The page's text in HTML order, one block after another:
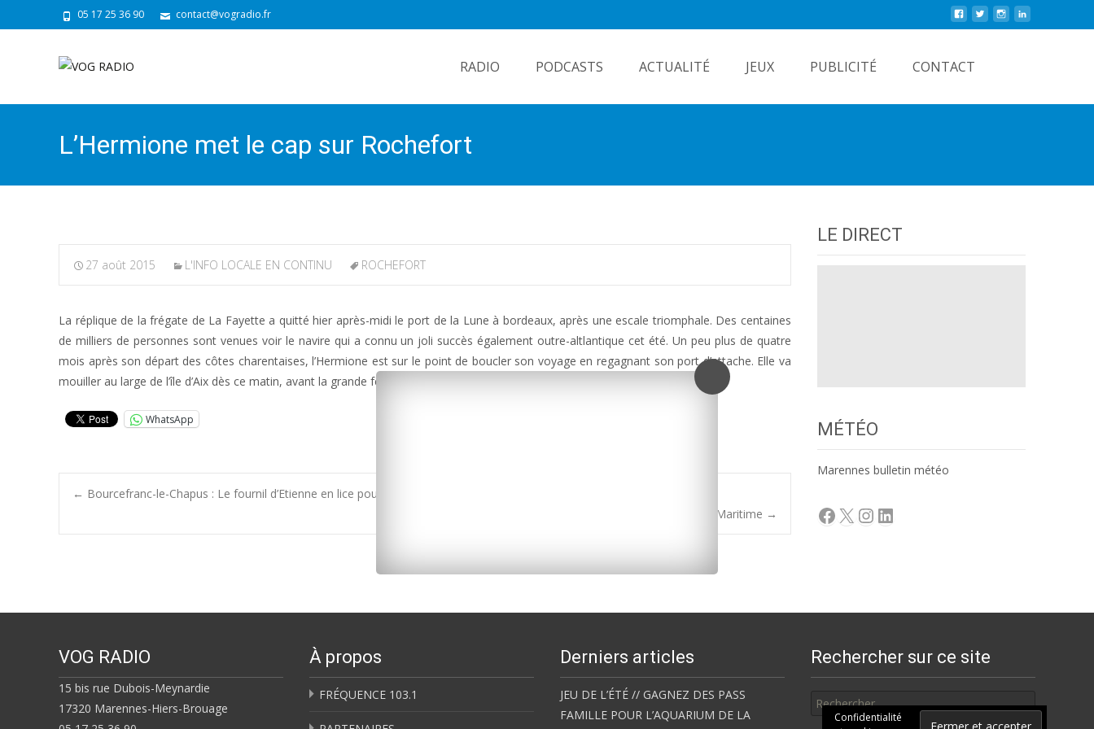
05 17 25 36 90 contact@vogradio.fr
RADIO PODCASTS ACTUALITÉ JEUX PUBLICITÉ CONTACT
L’Hermione met le cap sur Rochefort
27 août 2015 L'INFO LOCALE EN CONTINU ROCHEFORT
La réplique de la frégate de La Fayette a quitté hier après-midi le port de la Lune à bordeaux, après une escale triomphale. Des centaines
de milliers de personnes sont venues voir le navire qui a connu un joli succès également outre-altlantique cet été. Un peu plus de quatre
mois après son départ des côtes charentaises, l’Hermione est sur le point de boucler son voyage en regagnant son port d’attache. Elle va
mouiller au large de l’île d’Aix dès ce matin, avant la grande fête organisée en son honneur samedi.
WhatsApp
Post
← Bourcefranc-le-Chapus : Le fournil d’Etienne en lice pour la finale régionale de la « Meilleure boulangerie de France »
Les bons espoirs pour le tourisme en Charente-Maritime →
LE DIRECT
MÉTÉO
Marennes bulletin météo
Facebook
X Instagram
LinkedIn
VOG RADIO
15 bis rue Dubois-Meynardie
17320 Marennes-Hiers-Brouage
À propos
FRÉQUENCE 103.1
Derniers articles
JEU DE L’ÉTÉ // GAGNEZ DES PASS
FAMILLE POUR L’AQUARIUM DE LA
Rechercher sur ce site
Confidentialité